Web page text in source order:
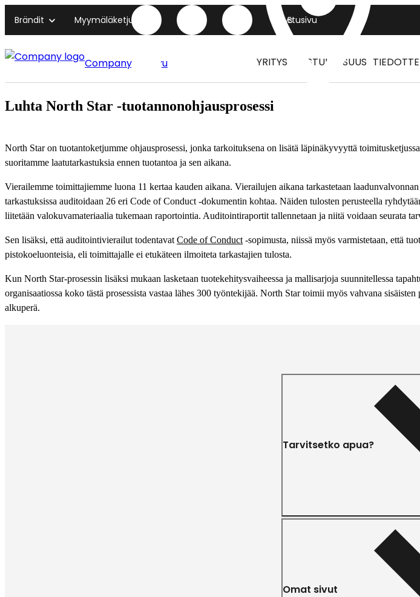
Brändit Myymäläketjut Etusivu
Yritys
Company etusivu YRITYS VASTUULLISUUS
Luhta North Star -tuotannonohjausprosessi
North Star on tuotantoketjumme ohjausprosessi, jonka tarkoituksena on lisätä läpinäkyvyyttä
suoritamme laatutarkastuksia ennen tuotantoa ja sen aikana.
Vierailemme toimittajiemme luona 11 kertaa kauden aikana. Vierailujen aikana tarkastetaan
tarkastuksissa auditoidaan 26 eri Code of Conduct -dokumentin kohtaa. Näiden tulosten perusteella
liitetään valokuvamateriaalia tukemaan raportointia. Auditointiraportit tallennetaan ja niitä voidaan seurata
Sen lisäksi, että auditointivierailut todentavat Code of Conduct -sopimusta, niissä myös varmistetaan, että
pistokoeluonteisia, eli toimittajalle ei etukäteen ilmoiteta tarkastajien tulosta.
Kun North Star-prosessin lisäksi mukaan lasketaan tuotekehitysvaiheessa ja mallisarjoja suunnitellessa
organisaatiossa koko tästä prosessista vastaa lähes 300 työntekijää. North Star toimii myös vahvana
alkuperä.
Tarvitsetko apua?
Omat sivut